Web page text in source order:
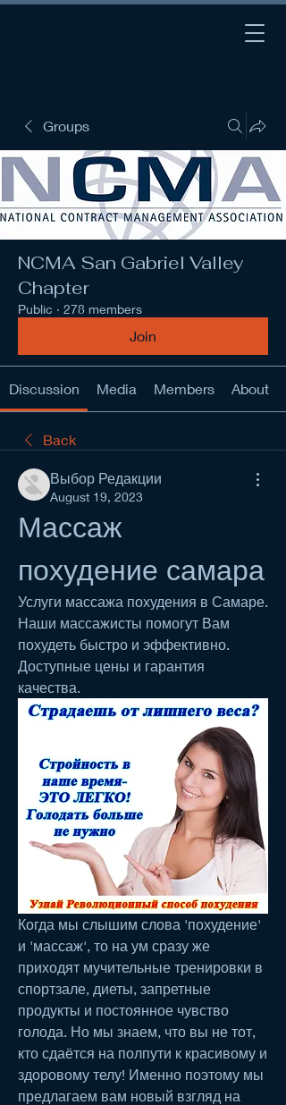
Groups
NCMA San Gabriel Valley
Chapter
Public · 278 members
Join
Discussion Media Members About
Back
Выбор Редакции
August 19, 2023
Массаж
похудение самара
Услуги массажа похудения в Самаре.
Наши массажисты помогут Вам
похудеть быстро и эффективно.
Доступные цены и гарантия
качества.
Когда мы слышим слова 'похудение'
и 'массаж', то на ум сразу же
приходят мучительные тренировки в
спортзале, диеты, запретные
продукты и постоянное чувство
голода. Но мы знаем, что вы не тот,
кто сдаётся на полпути к красивому и
здоровому телу! Именно поэтому мы
предлагаем вам новый взгляд на